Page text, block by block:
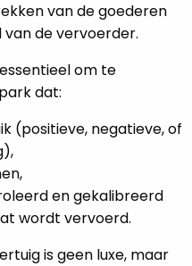
van de goederen
de vervoerder.
om te
dat:
(positieve, negatieve, of
en gekalibreerd
wordt vervoerd.
is geen luxe, maar